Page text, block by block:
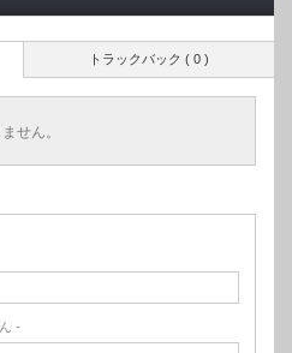
トラックバック ( 0 )
せん。
-